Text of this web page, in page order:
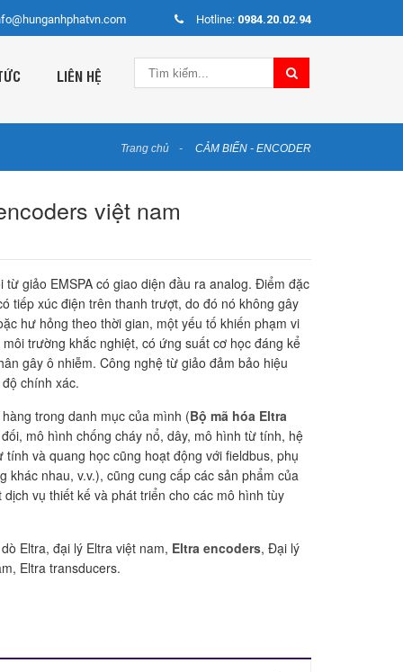
Hotline: 0984.20.02.94
LIÊN HỆ
Trang chủ CẢM BIẾN - ENCODER
việt nam
từ giảo EMSPA có giao diện đầu ra analog. Điểm đặc
tiếp xúc điện trên thanh trượt, do đó nó không gây
hư hỏng theo thời gian, một yếu tố khiến phạm vi
trường khắc nghiệt, có ứng suất cơ học đáng kể
gây ô nhiễm. Công nghệ từ giảo đảm bảo hiệu
chính xác.
trong danh mục của mình (Bộ mã hóa Eltra
mô hình chống cháy nổ, dây, mô hình từ tính, hệ
và quang học cũng hoạt động với fieldbus, phụ
khác nhau, v.v.), cũng cung cấp các sản phẩm của
vụ thiết kế và phát triển cho các mô hình tùy
Eltra, đại lý Eltra việt nam, Eltra encoders, Đại lý
Eltra transducers.